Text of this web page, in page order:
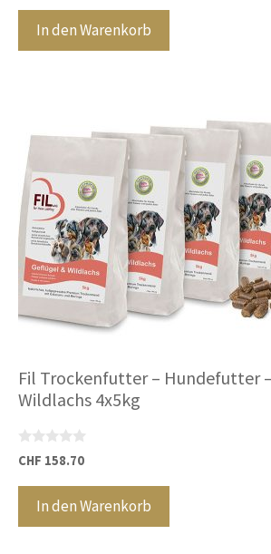
In den Warenkorb
Fil Trockenfutter – Hundefutter
Wildlachs 4x5kg
0
v
CHF 158.70
In den Warenkorb